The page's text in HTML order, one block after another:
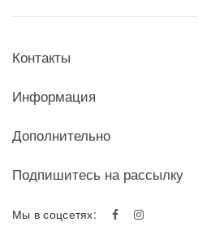
Контакты
Информация
Дополнительно
Подпишитесь на рассылку
Мы в соцсетях: